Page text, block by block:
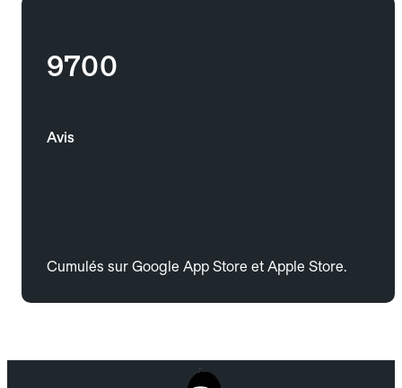
9700
Avis
Cumulés sur Google App Store et Apple Store.